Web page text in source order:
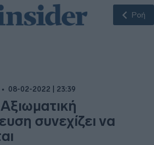
Ροή
08-02-2022 | 23:39
συνεχίζει να